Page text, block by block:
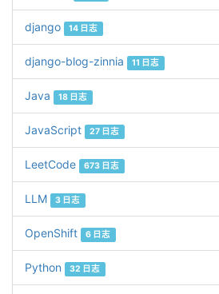
django 14 日志
django-blog-zinnia 11 日志
Java 18 日志
JavaScript 27 日志
LeetCode 673 日志
LLM 3 日志
OpenShift 6 日志
Python 32 日志